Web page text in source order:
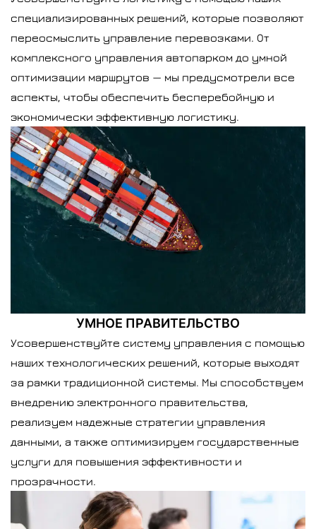
специализированных решений, которые позволяют
переосмыслить управление перевозками. От
комплексного управления автопарком до умной
оптимизации маршрутов — мы предусмотрели все
аспекты, чтобы обеспечить бесперебойную и
экономически эффективную логистику.
УМНОЕ ПРАВИТЕЛЬСТВО
Усовершенствуйте систему управления с помощью
наших технологических решений, которые выходят
за рамки традиционной системы. Мы способствуем
внедрению электронного правительства,
реализуем надежные стратегии управления
данными, а также оптимизируем государственные
услуги для повышения эффективности и
прозрачности.